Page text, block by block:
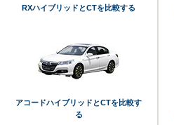
RXハイブリッドとCTを比較する
アコードハイブリッドとCTを比較す
る